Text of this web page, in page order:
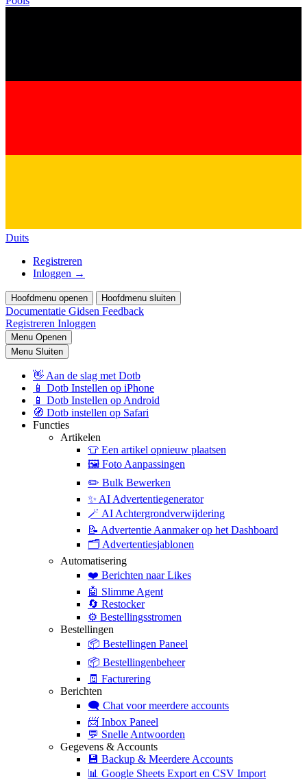
Duits
Registreren
Inloggen →
Hoofdmenu openen Hoofdmenu sluiten
Documentatie Gidsen Feedback
Registreren Inloggen
Menu Openen
Menu Sluiten
👋 Aan de slag met Dotb
📱 Dotb Instellen op iPhone
📱 Dotb Instellen op Android
🧭 Dotb instellen op Safari
Functies
Artikelen
👕 Een artikel opnieuw plaatsen
🖼️ Foto Aanpassingen
✏️ Bulk Bewerken
✨ AI Advertentiegenerator
🪄 AI Achtergrondverwijdering
📝 Advertentie Aanmaker op het Dashboard
🗂️ Advertentiesjablonen
Automatisering
❤️ Berichten naar Likes
🤖 Slimme Agent
🔄 Restocker
⚙️ Bestellingsstromen
Bestellingen
📦 Bestellingen Paneel
📦 Bestellingenbeheer
🧾 Facturering
Berichten
🗨️ Chat voor meerdere accounts
📨 Inbox Paneel
💬 Snelle Antwoorden
Gegevens & Accounts
💾 Backup & Meerdere Accounts
📊 Google Sheets Export en CSV Import